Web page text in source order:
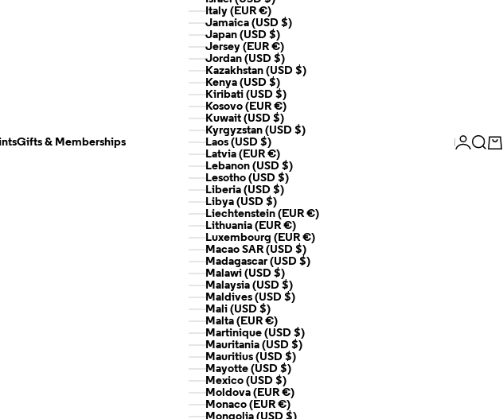
Gifts & Memberships
Italy (EUR €)
Jamaica (USD $)
Japan (USD $)
Jersey (EUR €)
Jordan (USD $)
Kazakhstan (USD $)
Kenya (USD $)
Kiribati (USD $)
Kosovo (EUR €)
Kuwait (USD $)
Kyrgyzstan (USD $)
Laos (USD $)
Latvia (EUR €)
Lebanon (USD $)
Lesotho (USD $)
Liberia (USD $)
Libya (USD $)
Liechtenstein (EUR €)
Lithuania (EUR €)
Luxembourg (EUR €)
Macao SAR (USD $)
Madagascar (USD $)
Malawi (USD $)
Malaysia (USD $)
Maldives (USD $)
Mali (USD $)
Malta (EUR €)
Martinique (USD $)
Mauritania (USD $)
Mauritius (USD $)
Mayotte (USD $)
Mexico (USD $)
Moldova (EUR €)
Monaco (EUR €)
Mongolia (USD $)
Login